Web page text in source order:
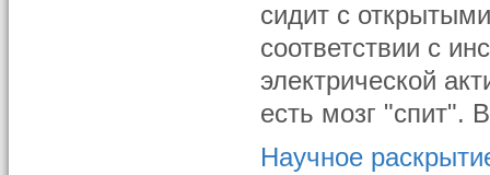
сидит с
соответствии с
электрической
есть мозг "спит".
Научное